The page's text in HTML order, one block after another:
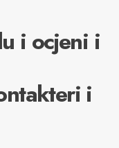
i ocjeni i
i